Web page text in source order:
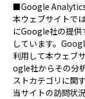
■Google
本ウェブサイトで
にGoogle社の提
しています。
利用して本ウェブ
ogle社からその分
ストカテゴリに関
当サイトの訪問状